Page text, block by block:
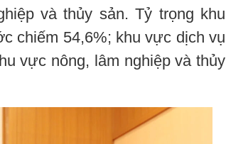
và thủy sản. Tỷ trọng khu
chiếm 54,6%; khu vực dịch vụ
vực nông, lâm nghiệp và thủy